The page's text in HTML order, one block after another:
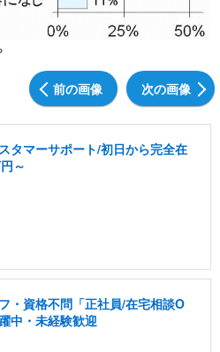
前の画像 次の画像
タマーサポート/初日から完全在
～
・資格不問「正社員/在宅相談O
中・未経験歓迎